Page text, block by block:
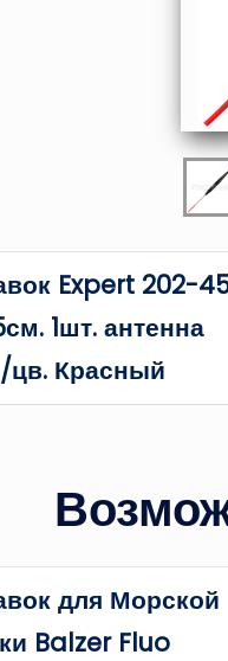
Expert 202-
1шт. антенна
цв. Красный
для Морской
Balzer Fluo